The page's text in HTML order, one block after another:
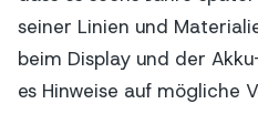
seiner Linien und
beim Display und der
es Hinweise auf mögliche